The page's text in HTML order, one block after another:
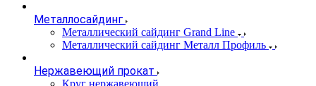
Металлосайдинг
Металлический сайдинг Grand Line
Металлический сайдинг Металл Профиль
Нержавеющий прокат
Круг нержавеющий